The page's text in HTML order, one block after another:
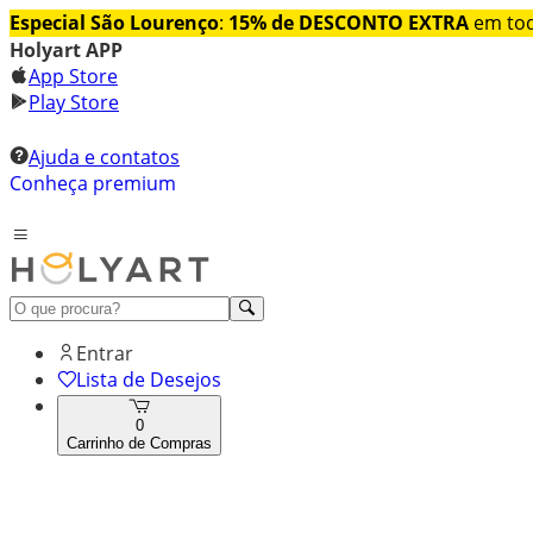
Especial São Lourenço: 15% de DESCONTO EXTRA em
Holyart APP
App Store
Play Store
Ajuda e contatos
Conheça premium
Entrar
Lista de Desejos
0
Carrinho de Compras